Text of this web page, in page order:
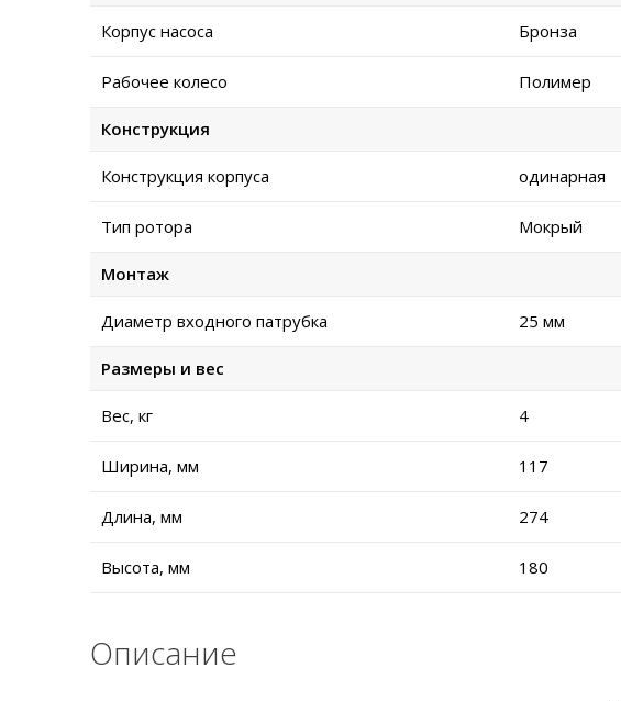
Корпус насоса Бронза
Рабочее колесо Полимер
Конструкция
Конструкция корпуса одинарная
Тип ротора Мокрый
Монтаж
Диаметр входного патрубка 25 мм
Размеры и вес
Вес, кг 4
Ширина, мм 117
Длина, мм 274
Высота, мм 180
Описание